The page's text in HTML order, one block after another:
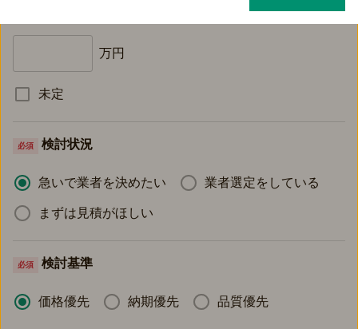
万円
未定
必須 検討状況
急いで業者を決めたい 業者選定をしている
まずは見積がほしい
必須 検討基準
価格優先 納期優先 品質優先